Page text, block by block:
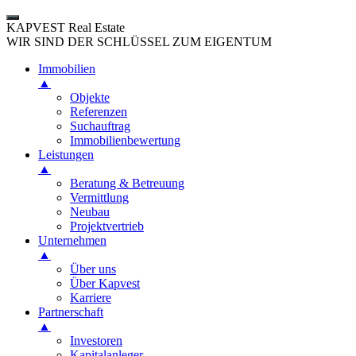
KAPVEST Real Estate
WIR SIND DER SCHLÜSSEL ZUM EIGENTUM
Immobilien
▲
Objekte
Referenzen
Suchauftrag
Immobilienbewertung
Leistungen
▲
Beratung & Betreuung
Vermittlung
Neubau
Projektvertrieb
Unternehmen
▲
Über uns
Über Kapvest
Karriere
Partnerschaft
▲
Investoren